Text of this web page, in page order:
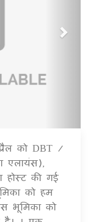
14 Jul 2020
को DBT /
एलायंस),
होस्ट की गई
को हम
भूमिका को